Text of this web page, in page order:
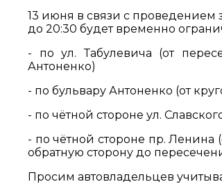
13 июня в связи с проведением
до 20:30 будет временно
- по ул. Табулевича (от
Антоненко)
- по бульвару Антоненко (от
- по чётной стороне ул.
- по чётной стороне пр. Ленина
обратную сторону до
Просим автовладельцев